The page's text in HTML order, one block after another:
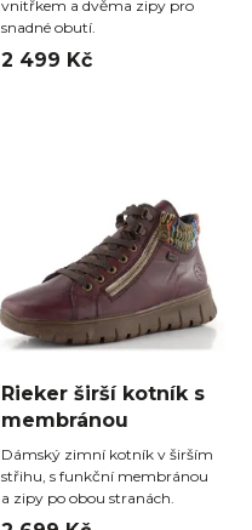
vnitřkem a dvěma zipy pro
snadné obutí.
2 499 Kč
Rieker širší kotník s
membránou
Dámský zimní kotník v širším
střihu, s funkční membránou
a zipy po obou stranách.